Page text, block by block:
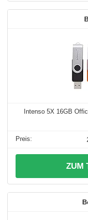
Intenso 5X 16GB
ZUM